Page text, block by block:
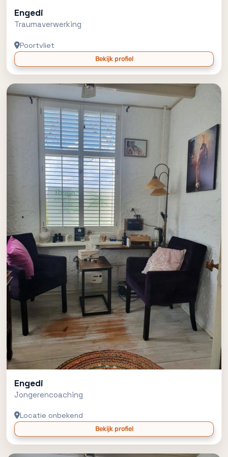
Engedi
Traumaverwerking
Poortvliet
Bekijk profiel
Engedi
Jongerencoaching
Locatie onbekend
Bekijk profiel